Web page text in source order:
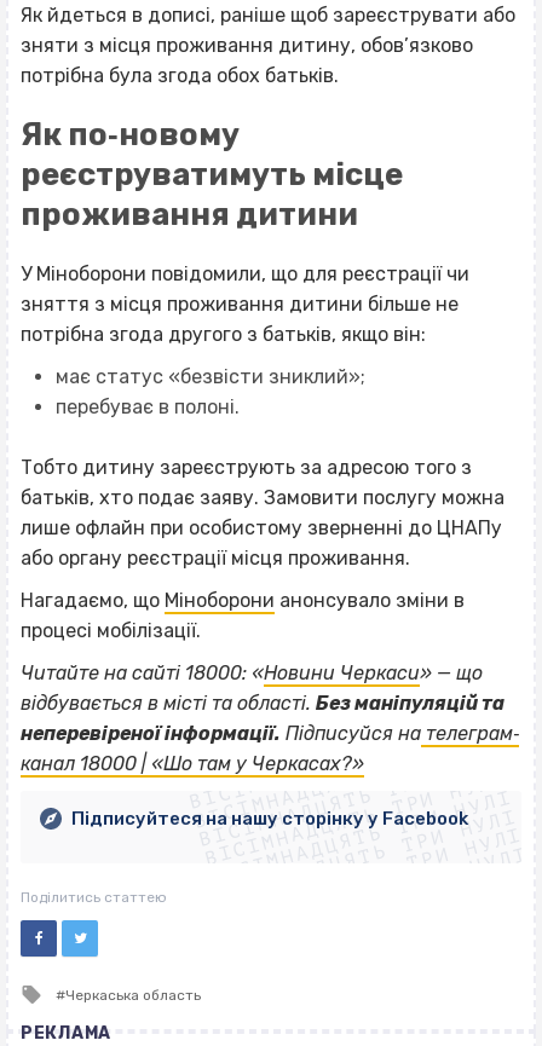
Як йдеться в дописі, раніше щоб зареєструвати або
зняти з місця проживання дитину, обов’язково
потрібна була згода обох батьків.
Як по‐новому
реєструватимуть місце
проживання дитини
У Міноборони повідомили, що для реєстрації чи
зняття з місця проживання дитини більше не
потрібна згода другого з батьків, якщо він:
має статус «безвісти зниклий»;
перебуває в полоні.
Тобто дитину зареєструють за адресою того з
батьків, хто подає заяву. Замовити послугу можна
лише офлайн при особистому зверненні до ЦНАПу
або органу реєстрації місця проживання.
Нагадаємо, що Міноборони анонсувало зміни в
процесі мобілізації.
Читайте на сайті 18000: «Новини Черкаси» — що
відбувається в місті та області. Без маніпуляцій та
неперевіреної інформації. Підписуйся на телеграм‐
канал 18000 | «Шо там у Черкасах?»
ВІСІМНАДЦЯТЬ ТРИ НУЛІ
ВІСІМНАДЦЯТЬ ТРИ НУЛІ
ВІСІМНАДЦЯТЬ ТРИ НУЛІ
ВІСІМНАДЦЯТЬ ТРИ НУЛІ
ВІСІМНАДЦЯТЬ ТРИ НУЛІ
ВІСІМНАДЦЯТЬ ТРИ НУЛІ
ВІСІМНАДЦЯТЬ ТРИ НУЛІ
ВІСІМНАДЦЯТЬ ТРИ НУЛІ
Підписуйтеся на нашу сторінку у Facebook
Поділитись статтею
Tagged
Черкаська область
РЕКЛАМА